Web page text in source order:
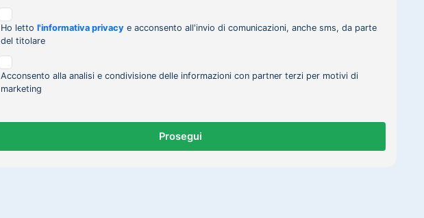
Ho letto l'informativa privacy e acconsento all'invio di comunicazioni, anche sms, da parte
del titolare
Acconsento alla analisi e condivisione delle informazioni con partner terzi per motivi di
marketing